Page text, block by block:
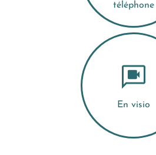
téléphone
En visio